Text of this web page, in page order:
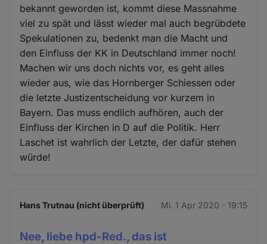
bekannt geworden ist, kommt diese Massnahme
viel zu spät und lässt wieder mal auch begrübdete
Spekulationen zu, bedenkt man die Macht und
den Einfluss der KK in Deutschland immer noch!
Machen wir uns doch nichts vor, es geht alles
wieder aus, wie das Hornberger Schiessen oder
die letzte Justizentscheidung vor kurzem in
Bayern. Das muss endlich aufhören, auch der
Einfluss der Kirchen in D auf die Politik. Herr
Laschet ist wahrlich der Letzte, der dafür stehen
würde!
Hans Trutnau (nicht überprüft) Mi. 1 Apr 2020 - 19:15
Nee, liebe hpd-Red., das ist